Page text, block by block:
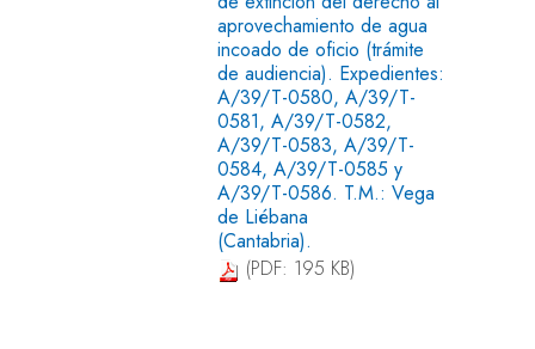
aprovechamiento de agua
incoado de oficio (trámite
de audiencia). Expedientes:
A/39/T-0580, A/39/T-
0581, A/39/T-0582,
A/39/T-0583, A/39/T-
0584, A/39/T-0585 y
A/39/T-0586. T.M.: Vega
de Liébana
(Cantabria).
(PDF: 195 KB)